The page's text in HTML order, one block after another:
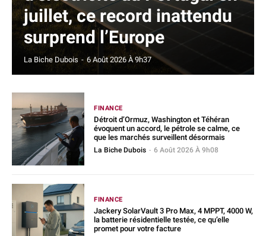
juillet, ce record inattendu
surprend l’Europe
La Biche Dubois - 6 Août 2026 À 9h37
FINANCE
Détroit d’Ormuz, Washington et Téhéran
évoquent un accord, le pétrole se calme, ce
que les marchés surveillent désormais
La Biche Dubois - 6 Août 2026 À 9h08
FINANCE
Jackery SolarVault 3 Pro Max, 4 MPPT, 4000 W,
la batterie résidentielle testée, ce qu’elle
promet pour votre facture